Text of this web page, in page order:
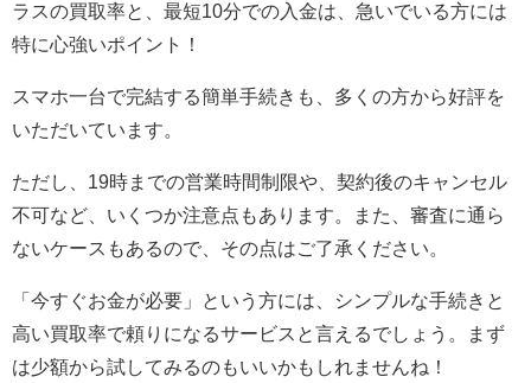
ラスの買取率と、最短10分での入金は、急いでいる方には
特に心強いポイント！
スマホ一台で完結する簡単手続きも、多くの方から好評を
いただいています。
ただし、19時までの営業時間制限や、契約後のキャンセル
不可など、いくつか注意点もあります。また、審査に通ら
ないケースもあるので、その点はご了承ください。
「今すぐお金が必要」という方には、シンプルな手続きと
高い買取率で頼りになるサービスと言えるでしょう。まず
は少額から試してみるのもいいかもしれませんね！